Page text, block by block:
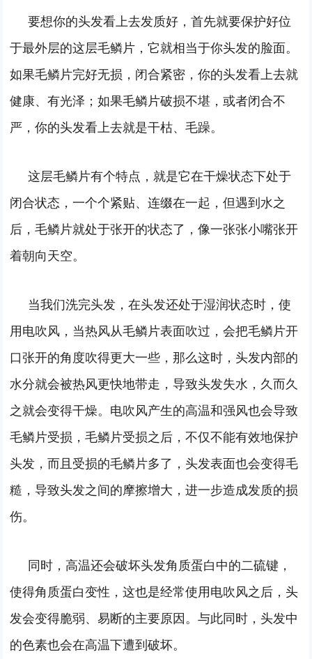
要想你的头发看上去发质好，首先就要保护好位
于最外层的这层毛鳞片，它就相当于你头发的脸面。
如果毛鳞片完好无损，闭合紧密，你的头发看上去就
健康、有光泽；如果毛鳞片破损不堪，或者闭合不
严，你的头发看上去就是干枯、毛躁。
这层毛鳞片有个特点，就是它在干燥状态下处于
闭合状态，一个个紧贴、连缀在一起，但遇到水之
后，毛鳞片就处于张开的状态了，像一张张小嘴张开
着朝向天空。
当我们洗完头发，在头发还处于湿润状态时，使
用电吹风，当热风从毛鳞片表面吹过，会把毛鳞片开
口张开的角度吹得更大一些，那么这时，头发内部的
水分就会被热风更快地带走，导致头发失水，久而久
之就会变得干燥。电吹风产生的高温和强风也会导致
毛鳞片受损，毛鳞片受损之后，不仅不能有效地保护
头发，而且受损的毛鳞片多了，头发表面也会变得毛
糙，导致头发之间的摩擦增大，进一步造成发质的损
伤。
同时，高温还会破坏头发角质蛋白中的二硫键，
使得角质蛋白变性，这也是经常使用电吹风之后，头
发会变得脆弱、易断的主要原因。与此同时，头发中
的色素也会在高温下遭到破坏。